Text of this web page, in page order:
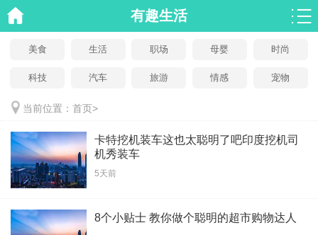
有趣生活
美食 生活 职场 母婴 时尚
科技 汽车 旅游 情感 宠物
当前位置： 首页>
卡特挖机装车这也太聪明了吧印度挖机司
机秀装车
5天前
8个小贴士 教你做个聪明的超市购物达人